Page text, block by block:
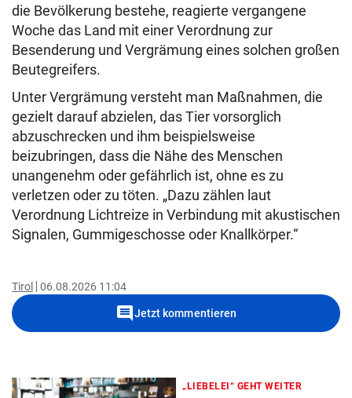
die Bevölkerung bestehe, reagierte vergangene
Woche das Land mit einer Verordnung zur
Besenderung und Vergrämung eines solchen großen
Beutegreifers.
Unter Vergrämung versteht man Maßnahmen, die
gezielt darauf abzielen, das Tier vorsorglich
abzuschrecken und ihm beispielsweise
beizubringen, dass die Nähe des Menschen
unangenehm oder gefährlich ist, ohne es zu
verletzen oder zu töten. „Dazu zählen laut
Verordnung Lichtreize in Verbindung mit akustischen
Signalen, Gummigeschosse oder Knallkörper.“
Tirol 06.08.2026 11:04
commentJetzt kommentieren
„LIEBELEI“ GEHT WEITER